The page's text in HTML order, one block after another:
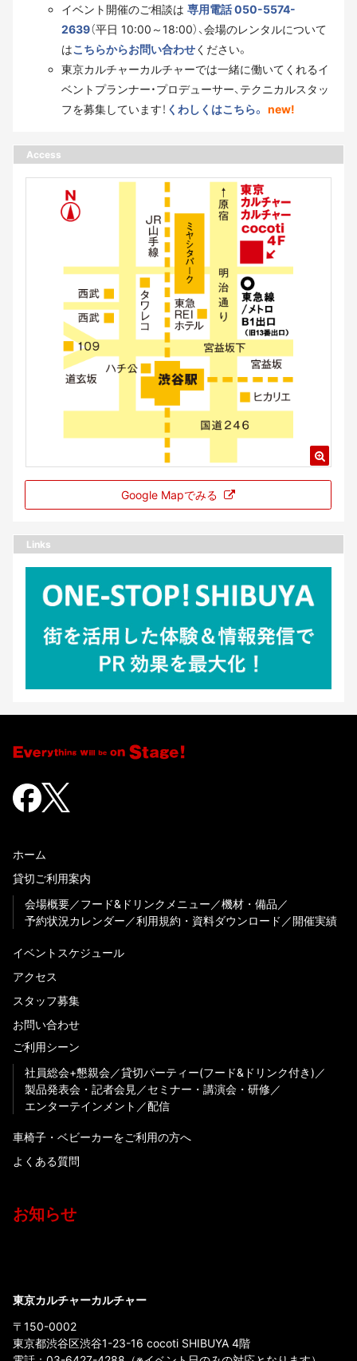
イベント開催のご相談は 専用電話 050-5574-
2639（平日 10:00～18:00）、会場のレンタルについて
はこちらからお問い合わせください。
東京カルチャーカルチャーでは一緒に働いてくれるイ
ベントプランナー・プロデューサー、テクニカルスタッ
フを募集しています！ くわしくはこちら。 new!
Access
Google Mapでみる
Links
ホーム
貸切ご利用案内
会場概要
フード&ドリンクメニュー
機材・備品
予約状況カレンダー
利用規約・資料ダウンロード 開催実績
イベントスケジュール
アクセス
スタッフ募集
お問い合わせ
ご利用シーン
社員総会+懇親会
貸切パーティー(フード&ドリンク付き)
製品発表会・記者会見
セミナー・講演会・研修
エンターテインメント
配信
車椅子・ベビーカーをご利用の方へ
よくある質問
お知らせ
東京カルチャーカルチャー
〒150-0002
東京都渋谷区渋谷1-23-16 cocoti SHIBUYA 4階